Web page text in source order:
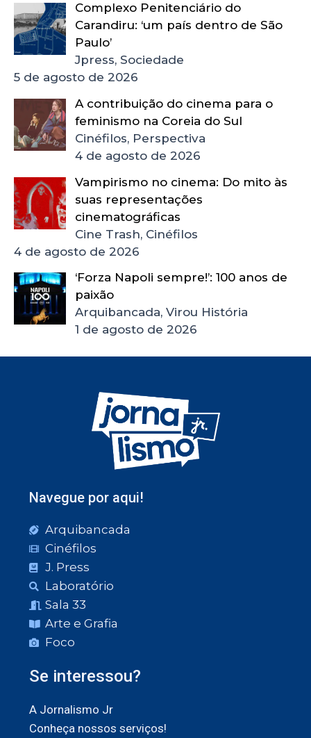
Complexo Penitenciário do
Carandiru: ‘um país dentro de São
Paulo’
Jpress, Sociedade
5 de agosto de 2026
A contribuição do cinema para o
feminismo na Coreia do Sul
Cinéfilos, Perspectiva
4 de agosto de 2026
Vampirismo no cinema: Do mito às
suas representações
cinematográficas
Cine Trash, Cinéfilos
4 de agosto de 2026
‘Forza Napoli sempre!’: 100 anos de
paixão
Arquibancada, Virou História
1 de agosto de 2026
Navegue por aqui!
Arquibancada
Cinéfilos
J. Press
Laboratório
Sala 33
Arte e Grafia
Foco
Se interessou?
A Jornalismo Jr
Conheça nossos serviços!